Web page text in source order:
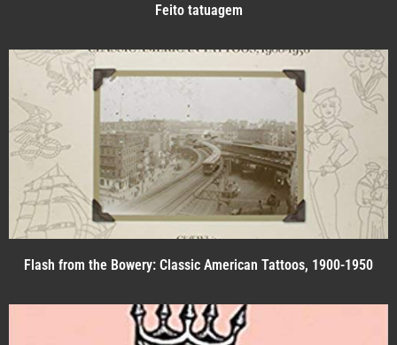
Feito tatuagem
Flash from the Bowery: Classic American Tattoos, 1900-1950